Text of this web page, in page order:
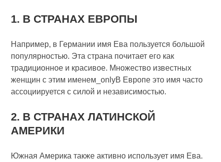
1. В СТРАНАХ ЕВРОПЫ
Например, в Германии имя Ева пользуется большой
популярностью. Эта страна почитает его как
традиционное и красивое. Множество известных
женщин с этим именем_onlyВ Европе это имя часто
ассоциируется с силой и независимостью.
2. В СТРАНАХ ЛАТИНСКОЙ
АМЕРИКИ
Южная Америка также активно использует имя Ева.